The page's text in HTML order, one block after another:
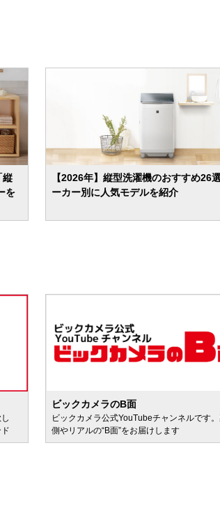
縦
を
【2026年】縦型洗濯機のおすすめ26
ーカー別に人気モデルを紹介
ビックカメラのB面
ビックカメラ公式YouTubeチャンネルです
側やリアルの“B面”をお届けします